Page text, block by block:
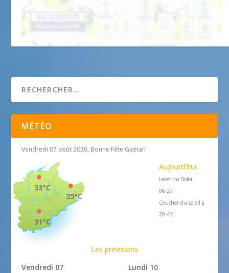
MÉTÉO
Vendredi 07 août 2026, Bonne Fête Gaétan
35°C
33°C
31°C
Aujourd'hui
Lever du Soleil
06:29
Coucher du soleil à
20:43
Les prévisions
Vendredi 07
Lundi 10